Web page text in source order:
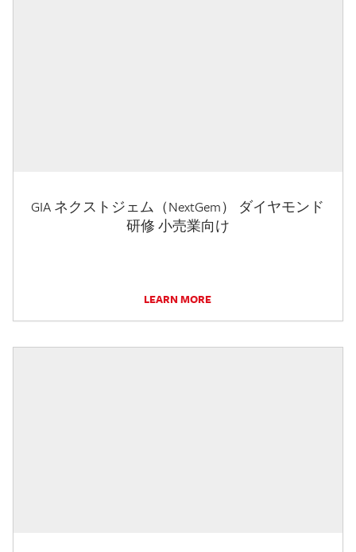
GIA ネクストジェム（NextGem） ダイヤモンド
研修 小売業向け
LEARN MORE